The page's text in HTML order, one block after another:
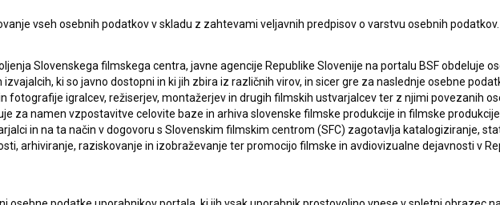
vseh osebnih podatkov v skladu z zahtevami veljavnih predpisov o varstvu osebnih podatkov.
Slovenskega filmskega centra, javne agencije Republike Slovenije na portalu BSF obdeluje
ki so javno dostopni in ki jih zbira iz različnih virov, in sicer gre za naslednje osebne
fotografije igralcev, režiserjev, montažerjev in drugih filmskih ustvarjalcev ter z njimi povezanih
za namen vzpostavitve celovite baze in arhiva slovenske filmske produkcije in filmske
in na ta način v dogovoru s Slovenskim filmskim centrom (SFC) zagotavlja katalogiziranje,
arhiviranje, raziskovanje in izobraževanje ter promocijo filmske in avdiovizualne dejavnosti v